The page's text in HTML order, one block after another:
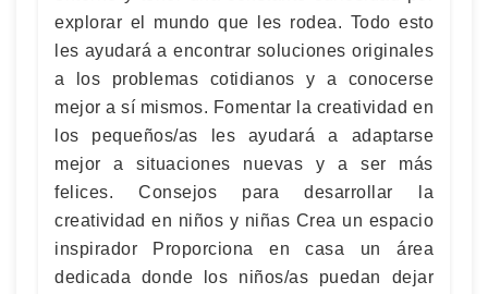
explorar el mundo que les rodea. Todo esto
les ayudará a encontrar soluciones originales
a los problemas cotidianos y a conocerse
mejor a sí mismos. Fomentar la creatividad en
los pequeños/as les ayudará a adaptarse
mejor a situaciones nuevas y a ser más
felices. Consejos para desarrollar la
creatividad en niños y niñas Crea un espacio
inspirador Proporciona en casa un área
dedicada donde los niños/as puedan dejar